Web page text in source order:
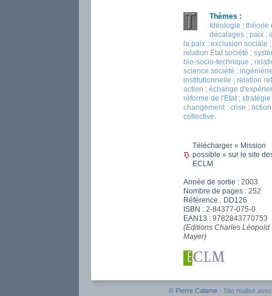
Thèmes :
Idéologie ; théorie
décalages ; paix ;
la paix ; exclusion sociale ;
relation Etat société ;
bio-socio-technique ;
science société ;
institutionnelle ; relation
action ; échange
réforme de l'Etat ;
changement ; crise ; action
collective.
Télécharger « Mission
possible » sur le site
ECLM
Année de sortie :2003
Nombre de pages :252
Référence : DD126
ISBN : 2-84377-075-0
EAN13 : 9782843770753
(Editions Charles Léopold
Mayer)
© Pierre Calame - Site réalisé